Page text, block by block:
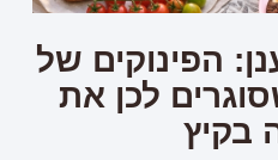
הפינוקים של
לכן את
בקיץ